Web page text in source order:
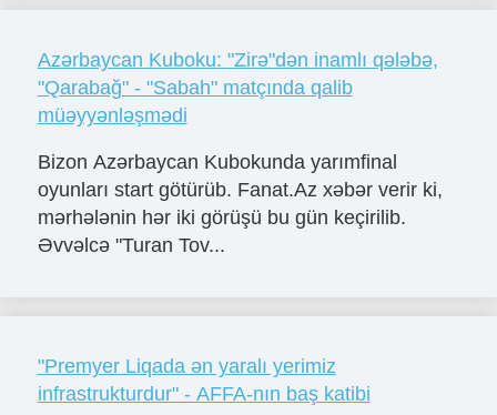
Azərbaycan Kuboku: "Zirə"dən inamlı qələbə,
"Qarabağ" - "Sabah" matçında qalib
müəyyənləşmədi
Bizon Azərbaycan Kubokunda yarımfinal
oyunları start götürüb. Fanat.Az xəbər verir ki,
mərhələnin hər iki görüşü bu gün keçirilib.
Əvvəlcə "Turan Tov...
"Premyer Liqada ən yaralı yerimiz
infrastrukturdur" - AFFA-nın baş katibi